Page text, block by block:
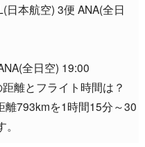
本航空) 3便 ANA(全日
全日空) 19:00
離とフライト時間は？
離793kmを1時間15分～30